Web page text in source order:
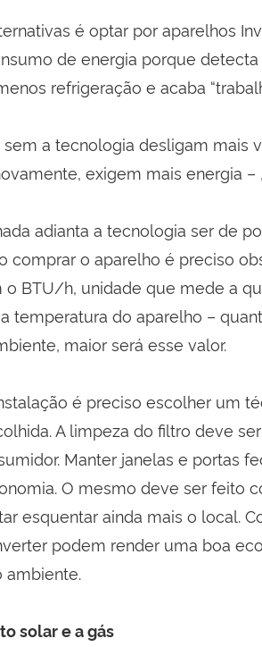
é optar por aparelhos
de energia porque
refrigeração e acaba
sem a tecnologia desligam mais
exigem mais energia –
adianta a tecnologia ser de
comprar o aparelho é preciso
BTU/h, unidade que mede a
temperatura do aparelho –
maior será esse valor.
é preciso escolher um
A limpeza do filtro deve
Manter janelas e portas
O mesmo deve ser feito
esquentar ainda mais o local.
podem render uma boa
ambiente.
solar e a gás